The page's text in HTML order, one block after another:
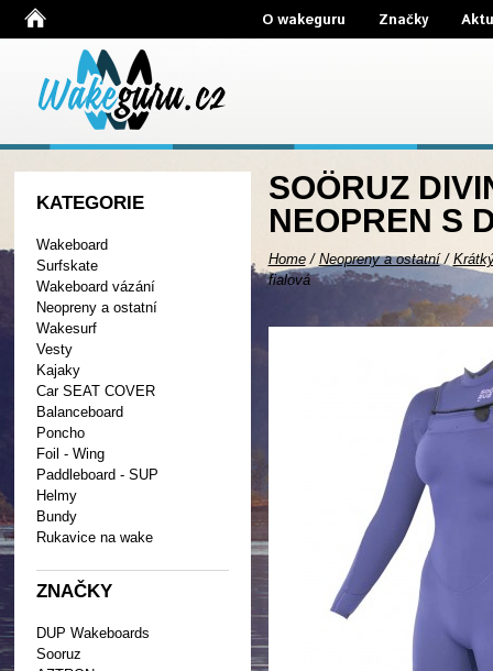
O wakeguru Značky
KATEGORIE
Wakeboard
Surfskate
Wakeboard vázání
Neopreny a ostatní
Wakesurf
Vesty
Kajaky
Car SEAT COVER
Balanceboard
Poncho
Foil - Wing
Paddleboard - SUP
Helmy
Bundy
Rukavice na wake
ZNAČKY
DUP Wakeboards
Sooruz
SOÖRUZ
NEOPREN S
Home/ Neopreny a ostatní/
fialová